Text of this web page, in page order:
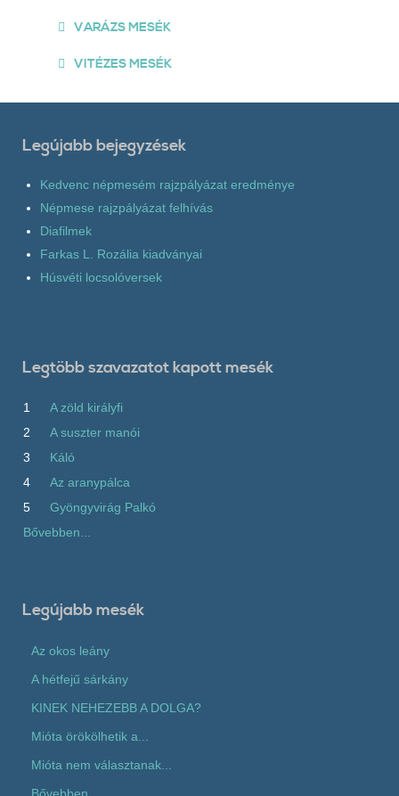
VARÁZS MESÉK
VITÉZES MESÉK
Legújabb bejegyzések
Kedvenc népmesém rajzpályázat eredménye
Népmese rajzpályázat felhívás
Diafilmek
Farkas L. Rozália kiadványai
Húsvéti locsolóversek
Legtöbb szavazatot kapott mesék
1
A zöld királyfi
2
A suszter manói
3
Káló
4
Az aranypálca
5
Gyöngyvirág Palkó
Bővebben...
Legújabb mesék
Az okos leány
A hétfejű sárkány
KINEK NEHEZEBB A DOLGA?
Mióta örökölhetik a...
Mióta nem választanak...